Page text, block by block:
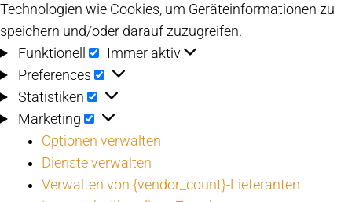
Technologien wie Cookies, um Geräteinformationen zu
speichern und/oder darauf zuzugreifen.
Funktionell
Funktionell
Immer aktiv
Preferences
Preferences
Statistiken Statistiken
Marketing Marketing
Optionen verwalten
Dienste verwalten
Verwalten von {vendor_count}-Lieferanten